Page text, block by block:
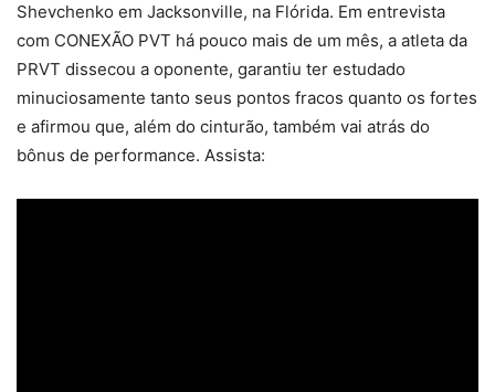
Shevchenko em Jacksonville, na Flórida. Em entrevista
com CONEXÃO PVT há pouco mais de um mês, a atleta da
PRVT dissecou a oponente, garantiu ter estudado
minuciosamente tanto seus pontos fracos quanto os fortes
e afirmou que, além do cinturão, também vai atrás do
bônus de performance. Assista: